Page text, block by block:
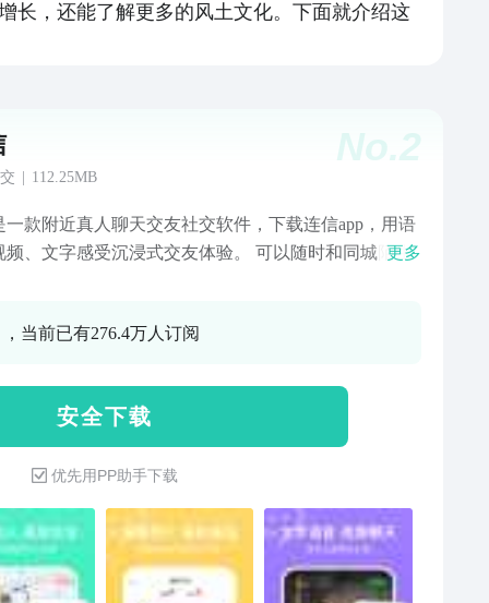
长，还能了解更多的风土文化。下面就介绍这
No.2
112.25MB
一款附近真人聊天交友社交软件，下载连信app，用语
频、文字感受沉浸式交友体验。 可以随时和同城陌生
附近单身异性，不用加好友就能聊，合适就见面，告
聊，实现附近5公里，交友0距离! 兴趣群聊：交友？找
情感交流？兴趣爱好？这里通通都有，待你来发现! 动
：百万优质用户，分享心情照片，喜欢就点个赞，说
的缘分从这里开始哟！ 【会员服务】 购买连信
享受优质会员服务体验： 1.会员专属标识，享受更优
打招呼； 2.额外的超级打招呼，私聊异性不受限； 3.
看过我，任意查看浏览过我的人，抓住每一个关心；
礼物给特别的TA，让礼物消息置顶； 5.高级筛选，
更多
当前已有276.4万人订阅
安 全 下 载
优先用PP助手下载